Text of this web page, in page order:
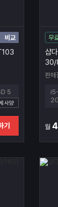
비교
5
사양
기
무
샵
30/
판매
월